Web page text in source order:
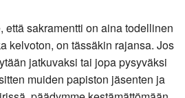
että sakramentti on aina todellinen
kelvoton, on tässäkin rajansa. Jos
jatkuvaksi tai jopa pysyväksi
muiden papiston jäsenten ja